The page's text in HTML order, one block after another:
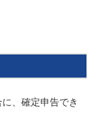
、確定申告でき